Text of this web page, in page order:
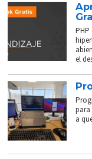
el
para
a